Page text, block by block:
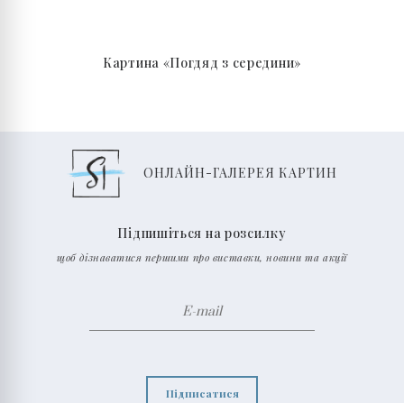
Картина «Погдяд з середини»
ОНЛАЙН-ГАЛЕРЕЯ КАРТИН
Підпишіться на розсилку
щоб дізнаватися першими про виставки, новини та акції
Підписатися